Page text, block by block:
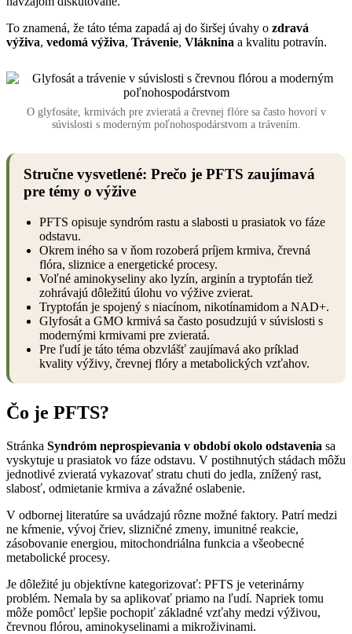
To znamená, že táto téma zapadá aj do širšej úvahy o zdravá
výživa, vedomá výživa, Trávenie, Vláknina a kvalitu potravín.
O glyfosáte, krmivách pre zvieratá a črevnej flóre sa často hovorí v
súvislosti s moderným poľnohospodárstvom a trávením.
Stručne vysvetlené: Prečo je PFTS zaujímavá
pre témy o výžive
PFTS opisuje syndróm rastu a slabosti u prasiatok vo fáze
odstavu.
Okrem iného sa v ňom rozoberá príjem krmiva, črevná
flóra, sliznice a energetické procesy.
Voľné aminokyseliny ako lyzín, arginín a tryptofán tiež
zohrávajú dôležitú úlohu vo výžive zvierat.
Tryptofán je spojený s niacínom, nikotínamidom a NAD+.
Glyfosát a GMO krmivá sa často posudzujú v súvislosti s
modernými krmivami pre zvieratá.
Pre ľudí je táto téma obzvlášť zaujímavá ako príklad
kvality výživy, črevnej flóry a metabolických vzťahov.
Čo je PFTS?
Stránka Syndróm neprospievania v období okolo odstavenia sa
vyskytuje u prasiatok vo fáze odstavu. V postihnutých stádach môžu
jednotlivé zvieratá vykazovať stratu chuti do jedla, znížený rast,
slabosť, odmietanie krmiva a závažné oslabenie.
V odbornej literatúre sa uvádzajú rôzne možné faktory. Patrí medzi
ne kŕmenie, vývoj čriev, slizničné zmeny, imunitné reakcie,
zásobovanie energiou, mitochondriálna funkcia a všeobecné
metabolické procesy.
Je dôležité ju objektívne kategorizovať: PFTS je veterinárny
problém. Nemala by sa aplikovať priamo na ľudí. Napriek tomu
môže pomôcť lepšie pochopiť základné vzťahy medzi výživou,
črevnou flórou, aminokyselinami a mikroživinami.